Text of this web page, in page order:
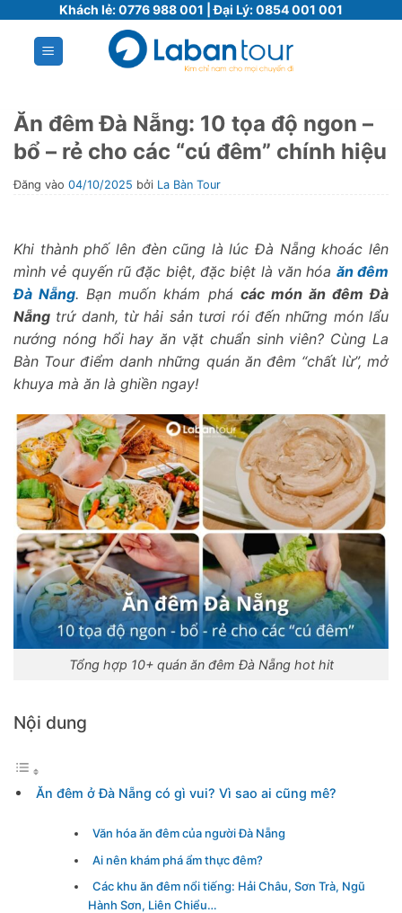
Khách lẻ:0776 988 001 | Đại Lý:0854 001 001
Ăn đêm Đà Nẵng: 10 tọa độ ngon –
bổ – rẻ cho các “cú đêm” chính hiệu
Đăng vào 04/10/2025 bởi La Bàn Tour
Khi thành phố lên đèn cũng là lúc Đà Nẵng khoác lên
mình vẻ quyến rũ đặc biệt, đặc biệt là văn hóa ăn đêm
Đà Nẵng. Bạn muốn khám phá các món ăn đêm Đà
Nẵng trứ danh, từ hải sản tươi rói đến những món lẩu
nướng nóng hổi hay ăn vặt chuẩn sinh viên? Cùng La
Bàn Tour điểm danh những quán ăn đêm “chất lừ”, mở
khuya mà ăn là ghiền ngay!
Tổng hợp 10+ quán ăn đêm Đà Nẵng hot hit
Nội dung
Ăn đêm ở Đà Nẵng có gì vui? Vì sao ai cũng mê?
Văn hóa ăn đêm của người Đà Nẵng
Ai nên khám phá ẩm thực đêm?
Các khu ăn đêm nổi tiếng: Hải Châu, Sơn Trà, Ngũ
Hành Sơn, Liên Chiểu…